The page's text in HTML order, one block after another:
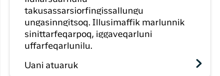
takusassarsiorfingissallungu
ungasinngitsoq. Illusimaffik marlunnik
sinittarfeqarpoq, iggaveqarluni
uffarfeqarlunilu.
Uani atuaruk